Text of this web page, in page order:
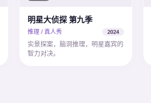
明星大侦探 第九季
推理 / 真人秀 2024
实景探案，脑洞推理，明星嘉宾的
智力对决。